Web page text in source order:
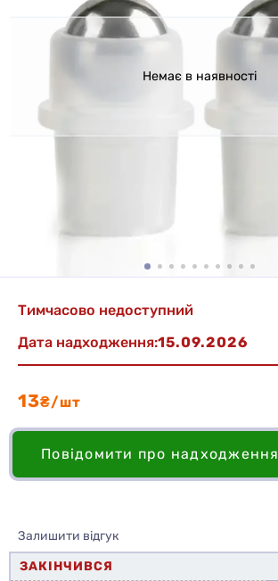
Немає в наявності
Тимчасово недоступний
Дата надходження:15.09.2026
13₴/шт
Повідомити про надходження
Залишити відгук
ЗАКІНЧИВСЯ